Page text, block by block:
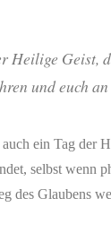
Heilige Geist,
und euch
ein Tag der
selbst wenn
des Glaubens